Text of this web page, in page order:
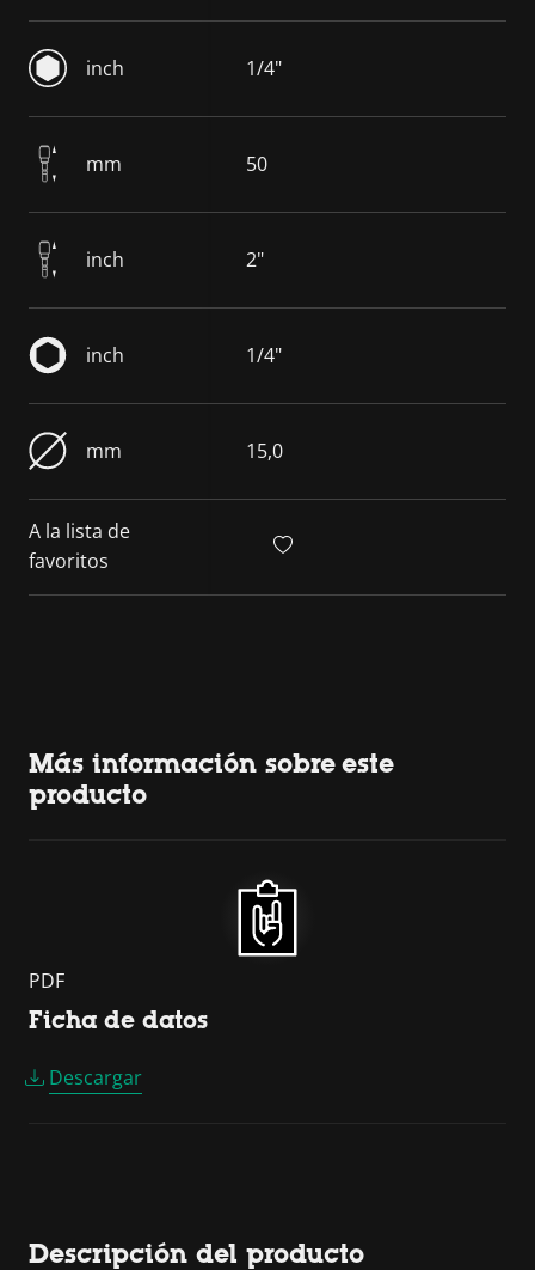
inch 1/4"
mm 50
inch 2"
inch 1/4"
mm 15,0
A la lista de
favoritos
Más información sobre este
producto
PDF
Ficha de datos
Descargar
Descripción del producto